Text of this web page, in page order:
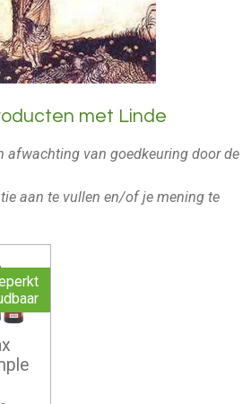
met Linde
afwachting van goedkeuring door de
aan te vullen en/of je mening te